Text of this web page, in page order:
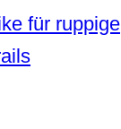
für ruppige